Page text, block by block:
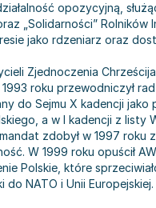
książki
- książki
książki
aforyzmami i dramaty
i aforyzmy
klasy szkoły zawodowej
klasy szkoły zawodowej
do 2 lat
dzieci do 2 lat
do naklejania do 2 lat
puzzlami i magnesami do 2
dla niemowląt
- Polska
- Świat
rodzina, związki
opozycyjną,
„Solidarności” Rolników
jako rdzeniarz oraz
Zjednoczenia
roku przewodniczył
do Sejmu X kadencji jako
a w I kadencji z listy
zdobył w 1997 roku
W 1999 roku opuścił
Polskie, które
do NATO i Unii Europejskiej.